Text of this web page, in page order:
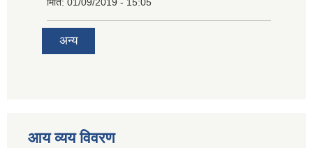
अन्य
आय व्यय विवरण